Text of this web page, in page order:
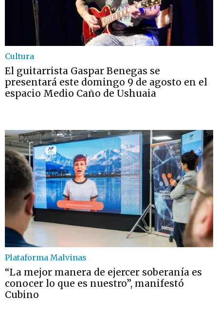
Cultura
El guitarrista Gaspar Benegas se
presentará este domingo 9 de agosto en el
espacio Medio Caño de Ushuaia
Plataforma Malvinas
“La mejor manera de ejercer soberanía es
conocer lo que es nuestro”, manifestó
Cubino